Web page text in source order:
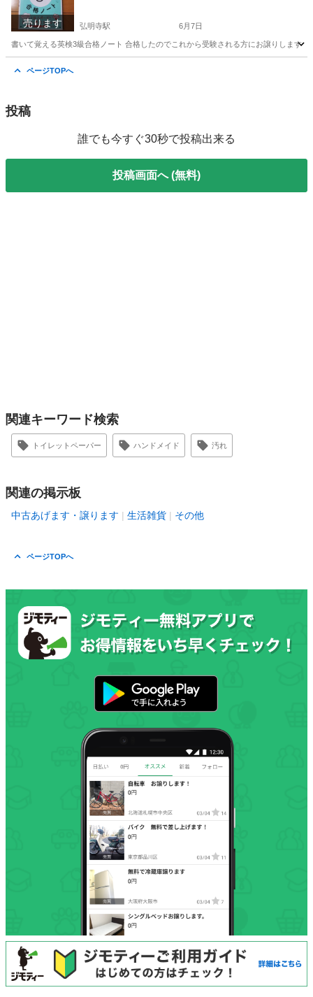
売ります 弘明寺駅 6月7日
書いて覚える英検3級合格ノート 合格したのでこれから受験される方にお譲りします
ページTOPへ
投稿
誰でも今すぐ30秒で投稿出来る
投稿画面へ (無料)
関連キーワード検索
トイレットペーパー ハンドメイド 汚れ
関連の掲示板
中古あげます・譲ります 生活雑貨 その他
ページTOPへ